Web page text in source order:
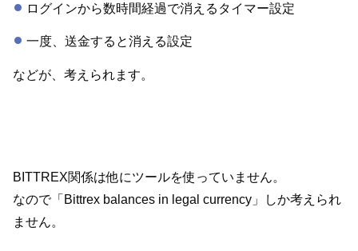
ログインから数時間経過で消えるタイマー設定
一度、送金すると消える設定
などが、考えられます。
BITTREX関係は他にツールを使っていません。
なので「Bittrex balances in legal currency」しか考えられ
ません。